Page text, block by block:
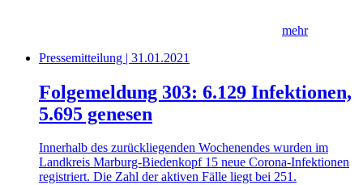
mehr
Pressemitteilung | 31.01.2021
Folgemeldung 303: 6.129 Infektionen,
5.695 genesen
Innerhalb des zurückliegenden Wochenendes wurden im
Landkreis Marburg-Biedenkopf 15 neue Corona-Infektionen
registriert. Die Zahl der aktiven Fälle liegt bei 251.